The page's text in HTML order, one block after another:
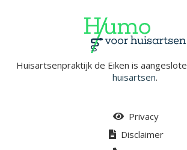
Huisartsenpraktijk de Eiken is
huisartsen.
Privacy
Disclaimer